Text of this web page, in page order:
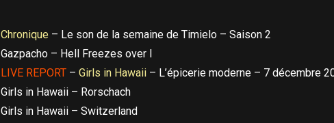
Chronique – Le son de la semaine de Timielo – Saison 2
Gazpacho – Hell Freezes over I
LIVE REPORT – Girls in Hawaii – L’épicerie moderne – 7 décembre
Girls in Hawaii – Rorschach
Girls in Hawaii – Switzerland